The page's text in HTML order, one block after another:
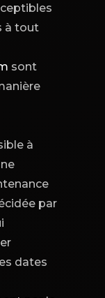
à tout
sont
à
par
dates